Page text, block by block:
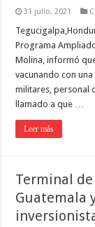
31 julio, 2021
Programa
Molina, informó
vacunando con
militares, personal
llamado a que …
Leer más
Terminal
Guatemala